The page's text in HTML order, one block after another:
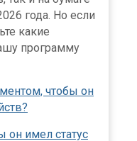
года. Но если
какие
программу
чтобы он
он имел статус